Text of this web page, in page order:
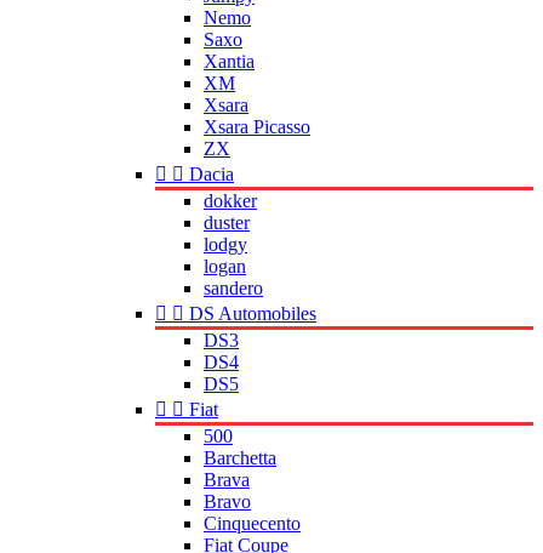
Nemo
Saxo
Xantia
XM
Xsara
Xsara Picasso
ZX
  Dacia
dokker
duster
lodgy
logan
sandero
  DS Automobiles
DS3
DS4
DS5
  Fiat
500
Barchetta
Brava
Bravo
Cinquecento
Fiat Coupe